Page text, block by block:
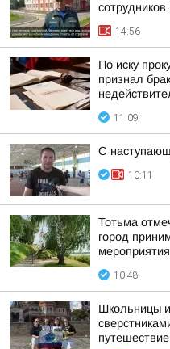
14:56
По иску
признал
11:09
С
10:11
Тотьма
город
10:48
Школьницы